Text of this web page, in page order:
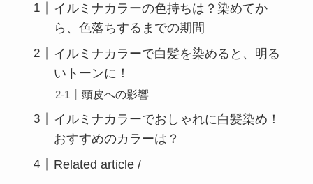
イルミナカラーの色持ちは？染めてか
ら、色落ちするまでの期間
イルミナカラーで白髪を染めると、明る
いトーンに！
頭皮への影響
イルミナカラーでおしゃれに白髪染め！
おすすめのカラーは？
Related article /